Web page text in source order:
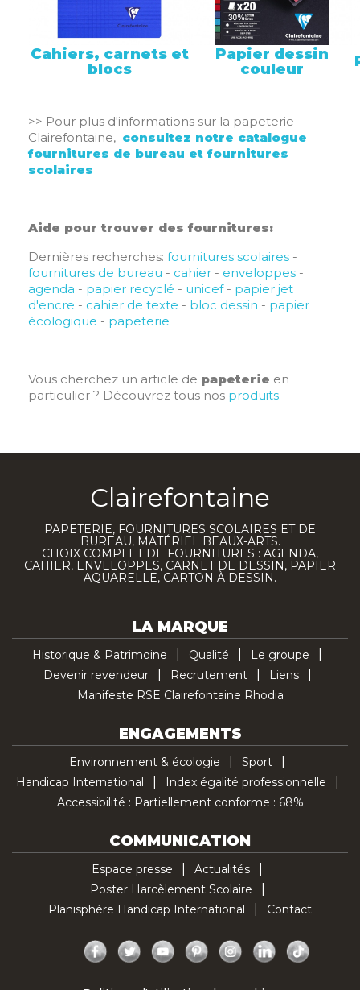
Cahiers, carnets et
blocs
Papier dessin
couleur
>> Pour plus d'informations sur la papeterie
Clairefontaine, consultez notre catalogue
fournitures de bureau et fournitures
scolaires
Aide pour trouver des fournitures:
Dernières recherches: fournitures scolaires -
fournitures de bureau - cahier - enveloppes -
agenda - papier recyclé - unicef- papier jet
d'encre - cahier de texte - bloc dessin - papier
écologique - papeterie
Vous cherchez un article de papeterie en
particulier ? Découvrez tous nos produits.
Clairefontaine
PAPETERIE, FOURNITURES SCOLAIRES ET DE
BUREAU, MATÉRIEL BEAUX-ARTS.
CHOIX COMPLET DE FOURNITURES : AGENDA,
CAHIER, ENVELOPPES, CARNET DE DESSIN, PAPIER
AQUARELLE, CARTON À DESSIN.
LA MARQUE
Historique & Patrimoine Qualité
Le groupe
Devenir revendeur
Recrutement
Liens
Manifeste RSE Clairefontaine Rhodia
ENGAGEMENTS
Environnement & écologie
Sport
Handicap International
Index égalité professionnelle
Accessibilité : Partiellement conforme : 68%
COMMUNICATION
Espace presse
Actualités
Poster Harcèlement Scolaire
Planisphère Handicap International
Contact
Facebook
Twitter YouTubePinterestInstagramLinkedIn